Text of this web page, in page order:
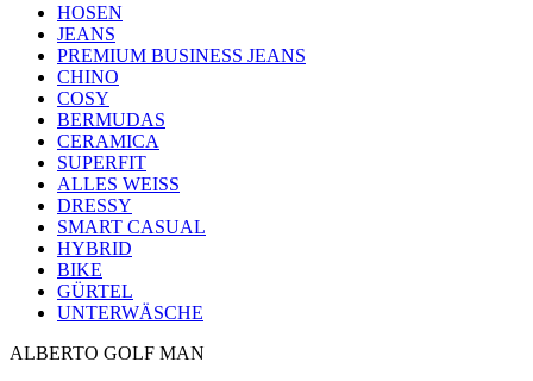
HOSEN
JEANS
PREMIUM BUSINESS JEANS
CHINO
COSY
BERMUDAS
CERAMICA
SUPERFIT
ALLES WEISS
DRESSY
SMART CASUAL
HYBRID
BIKE
GÜRTEL
UNTERWÄSCHE
ALBERTO GOLF MAN